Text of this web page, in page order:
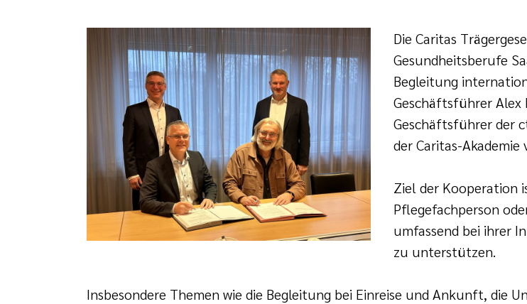
Die Caritas
Gesundheitsberufe
Begleitung
Geschäftsführer Alex
Geschäftsführer der
der Caritas-
Ziel der Kooperation
Pflegefachperson
umfassend bei ihrer
zu unterstützen.
Insbesondere Themen wie die Begleitung bei Einreise und Ankunft, die